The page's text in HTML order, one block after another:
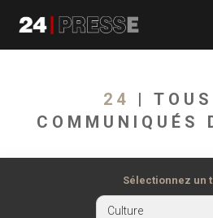
24
|
COMMUNIQUÉS
Sélectionnez un
Culture